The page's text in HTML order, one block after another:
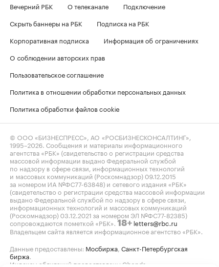
Вечерний РБК
О телеканале
Подключение
Скрыть баннеры на РБК
Подписка на РБК
Корпоративная подписка
Информация об ограничениях
О соблюдении авторских прав
Пользовательское соглашение
Политика в отношении обработки персональных данных
Политика обработки файлов cookie
© ООО «БИЗНЕСПРЕСС», АО «РОСБИЗНЕСКОНСАЛТИНГ»,
1995–2026 . Сообщения и материалы информационного
агентства «РБК» (свидетельство о регистрации средства
массовой информации выдано Федеральной службой
по надзору в сфере связи, информационных технологий
и массовых коммуникаций (Роскомнадзор) 09.12.2015
за номером ИА №ФС77-63848) и сетевого издания «РБК»
(свидетельство о регистрации средства массовой информации
выдано Федеральной службой по надзору в сфере связи,
информационных технологий и массовых коммуникаций
(Роскомнадзор) 03.12.2021 за номером ЭЛ №ФС77-82385)
сопровождаются пометкой «РБК». 18+ letters@rbc.ru
Владельцем сайта является информационное агентство «РБК».
Данные предоставлены: Мосбиржа Санкт-Петербургская
биржа
Индексы облигаций предоставлены Cbonds.